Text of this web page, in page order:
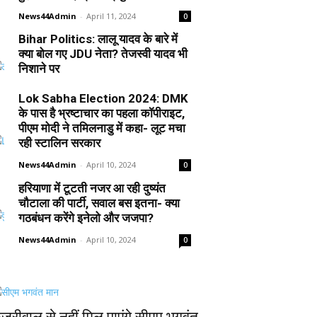
News44Admin - April 11, 2024 0
Bihar Politics: लालू यादव के बारे में
क्या बोल गए JDU नेता? तेजस्वी यादव भी
निशाने पर
Lok Sabha Election 2024: DMK
के पास है भ्रष्टाचार का पहला कॉपीराइट,
पीएम मोदी ने तमिलनाडु में कहा- लूट मचा
रही स्टालिन सरकार
News44Admin - April 10, 2024 0
हरियाणा में टूटती नजर आ रही दुष्यंत
चौटाला की पार्टी, सवाल बस इतना- क्या
गठबंधन करेंगे इनेलो और जजपा?
News44Admin - April 10, 2024 0